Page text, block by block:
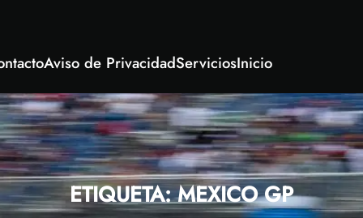
Aviso de PrivacidadServiciosInicio
ETIQUETA:MEXICO GP